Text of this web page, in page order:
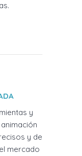
y
y de
mercado